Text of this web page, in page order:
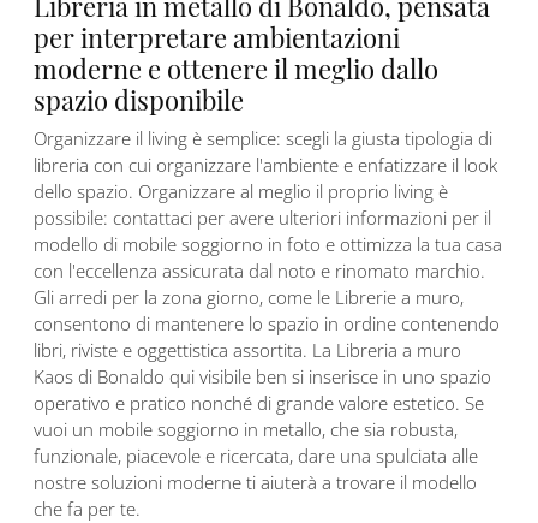
per interpretare ambientazioni
moderne e ottenere il meglio dallo
spazio disponibile
Organizzare il living è semplice: scegli la giusta tipologia di
libreria con cui organizzare l'ambiente e enfatizzare il look
dello spazio. Organizzare al meglio il proprio living è
possibile: contattaci per avere ulteriori informazioni per il
modello di mobile soggiorno in foto e ottimizza la tua casa
con l'eccellenza assicurata dal noto e rinomato marchio.
Gli arredi per la zona giorno, come le Librerie a muro,
consentono di mantenere lo spazio in ordine contenendo
libri, riviste e oggettistica assortita. La Libreria a muro
Kaos di Bonaldo qui visibile ben si inserisce in uno spazio
operativo e pratico nonché di grande valore estetico. Se
vuoi un mobile soggiorno in metallo, che sia robusta,
funzionale, piacevole e ricercata, dare una spulciata alle
nostre soluzioni moderne ti aiuterà a trovare il modello
che fa per te.